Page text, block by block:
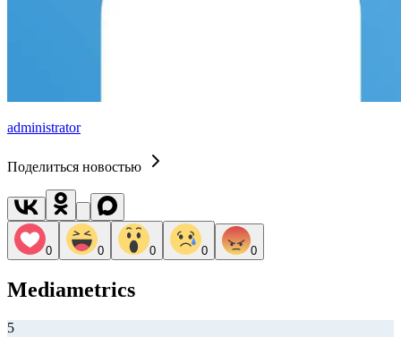
administrator
Поделиться новостью
0 0 0 0 0
Mediametrics
5